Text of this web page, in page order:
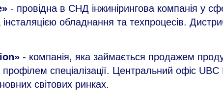
- провідна в СНД інжинірингова компанія у
обладнання та техпроцесів.
- компанія, яка займається продажем
профілем спеціалізації. Центральний офіс
світових ринках.